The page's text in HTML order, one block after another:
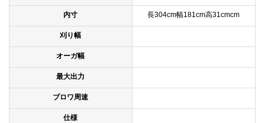
内寸 長304cm幅181cm高31cmcm
刈り幅
オーガ幅
最大出力
ブロワ周速
仕様